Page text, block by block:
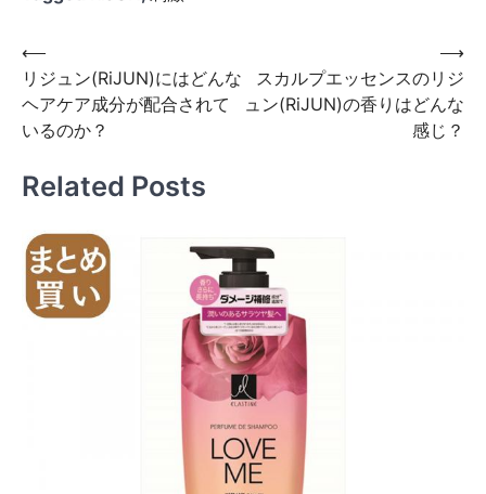
投
稿
ナ
ゲ
シ
ョ
ン
⟵
リジュン(RiJUN)にはどんな
ヘアケア成分が配合されて
いるのか？
スカルプエッセンスのリジ
ュン(RiJUN)の香りはどんな
感じ？
⟶
Related Posts